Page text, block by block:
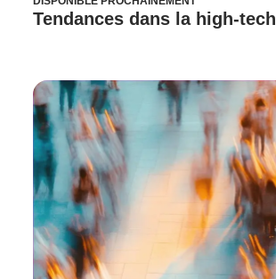
Tendances dans la high-tech